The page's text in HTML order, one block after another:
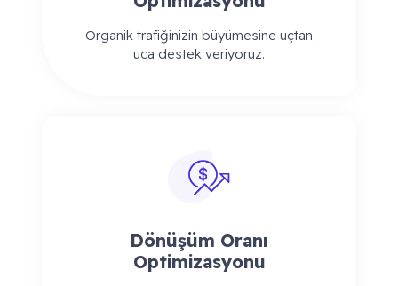
Organik trafiğinizin büyümesine uçtan
uca destek veriyoruz.
Dönüşüm Oranı
Optimizasyonu